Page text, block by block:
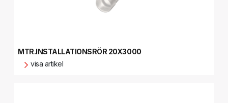
MTR.INSTALLATIONSRÖR 20X3000
visa artikel